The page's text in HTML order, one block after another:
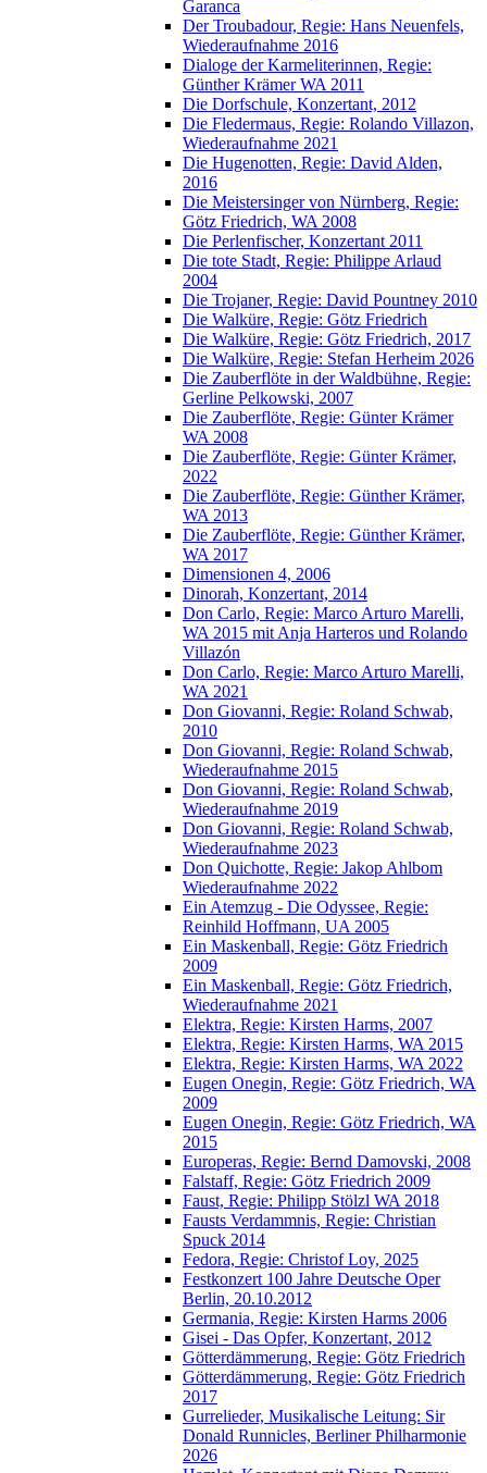
Garanca
Der Troubadour, Regie: Hans Neuenfels,
Wiederaufnahme 2016
Dialoge der Karmeliterinnen, Regie:
Günther Krämer WA 2011
Die Dorfschule, Konzertant, 2012
Die Fledermaus, Regie: Rolando Villazon,
Wiederaufnahme 2021
Die Hugenotten, Regie: David Alden,
2016
Die Meistersinger von Nürnberg, Regie:
Götz Friedrich, WA 2008
Die Perlenfischer, Konzertant 2011
Die tote Stadt, Regie: Philippe Arlaud
2004
Die Trojaner, Regie: David Pountney 2010
Die Walküre, Regie: Götz Friedrich
Die Walküre, Regie: Götz Friedrich, 2017
Die Walküre, Regie: Stefan Herheim 2026
Die Zauberflöte in der Waldbühne, Regie:
Gerline Pelkowski, 2007
Die Zauberflöte, Regie: Günter Krämer
WA 2008
Die Zauberflöte, Regie: Günter Krämer,
2022
Die Zauberflöte, Regie: Günther Krämer,
WA 2013
Die Zauberflöte, Regie: Günther Krämer,
WA 2017
Dimensionen 4, 2006
Dinorah, Konzertant, 2014
Don Carlo, Regie: Marco Arturo Marelli,
WA 2015 mit Anja Harteros und Rolando
Villazón
Don Carlo, Regie: Marco Arturo Marelli,
WA 2021
Don Giovanni, Regie: Roland Schwab,
2010
Don Giovanni, Regie: Roland Schwab,
Wiederaufnahme 2015
Don Giovanni, Regie: Roland Schwab,
Wiederaufnahme 2019
Don Giovanni, Regie: Roland Schwab,
Wiederaufnahme 2023
Don Quichotte, Regie: Jakop Ahlbom
Wiederaufnahme 2022
Ein Atemzug - Die Odyssee, Regie:
Reinhild Hoffmann, UA 2005
Ein Maskenball, Regie: Götz Friedrich
2009
Ein Maskenball, Regie: Götz Friedrich,
Wiederaufnahme 2021
Elektra, Regie: Kirsten Harms, 2007
Elektra, Regie: Kirsten Harms, WA 2015
Elektra, Regie: Kirsten Harms, WA 2022
Eugen Onegin, Regie: Götz Friedrich, WA
2009
Eugen Onegin, Regie: Götz Friedrich, WA
2015
Europeras, Regie: Bernd Damovski, 2008
Falstaff, Regie: Götz Friedrich 2009
Faust, Regie: Philipp Stölzl WA 2018
Fausts Verdammnis, Regie: Christian
Spuck 2014
Fedora, Regie: Christof Loy, 2025
Festkonzert 100 Jahre Deutsche Oper
Berlin, 20.10.2012
Germania, Regie: Kirsten Harms 2006
Gisei - Das Opfer, Konzertant, 2012
Götterdämmerung, Regie: Götz Friedrich
Götterdämmerung, Regie: Götz Friedrich
2017
Gurrelieder, Musikalische Leitung: Sir
Donald Runnicles, Berliner Philharmonie
2026